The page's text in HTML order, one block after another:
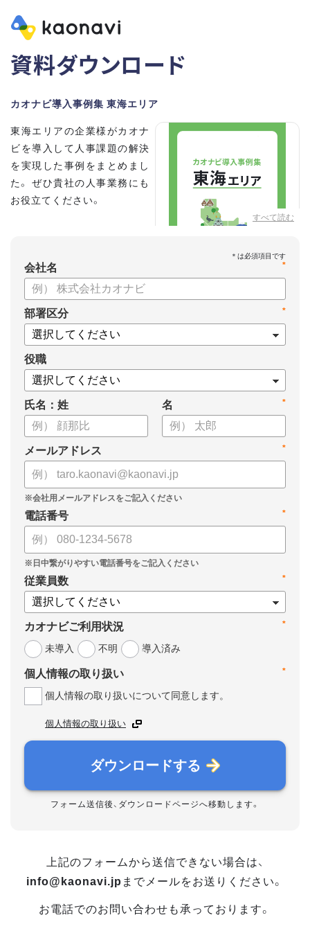
資料ダウンロード
カオナビ導入事例集 東海エリア
すべて読む
東海エリアの企業様がカオナ
ビを導入して人事課題の解決
を実現した事例をまとめまし
た。 ぜひ貴社の人事業務にも
お役立てください。
*
会社名
*
部署区分
役職
氏名：姓 *
名
*
メールアドレス
*
電話番号
*
従業員数
*
カオナビご利用状況
未導入
不明 導入済み
*
個人情報の取り扱い
個人情報の取り扱いについて同意します。
個人情報の取り扱い
ダウンロードする
フォーム送信後、ダウンロードページへ移動します。
上記のフォームから送信できない場合は、
info@kaonavi.jp までメールをお送りください。
お電話でのお問い合わせも承っております。